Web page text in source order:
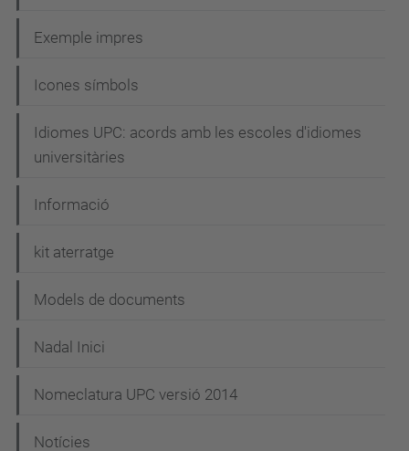
Exemple impres
Icones símbols
Idiomes UPC: acords amb les escoles d'idiomes
universitàries
Informació
kit aterratge
Models de documents
Nadal Inici
Nomeclatura UPC versió 2014
Notícies